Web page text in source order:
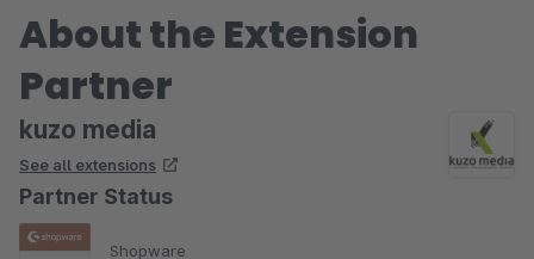
About the Extension
Partner
kuzo media
See all extensions
Partner Status
Shopware